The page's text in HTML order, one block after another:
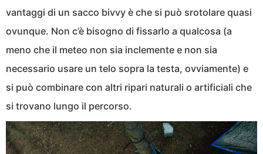
vantaggi di un sacco bivvy è che si può srotolare quasi
ovunque. Non c’è bisogno di fissarlo a qualcosa (a
meno che il meteo non sia inclemente e non sia
necessario usare un telo sopra la testa, ovviamente) e
si può combinare con altri ripari naturali o artificiali che
si trovano lungo il percorso.